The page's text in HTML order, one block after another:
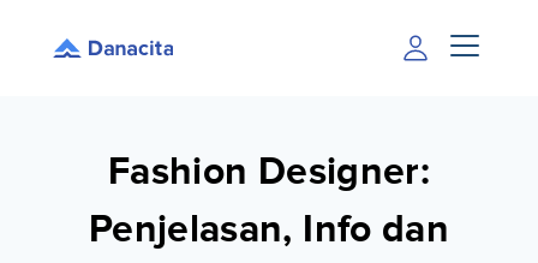
Fashion Designer:
Penjelasan, Info dan